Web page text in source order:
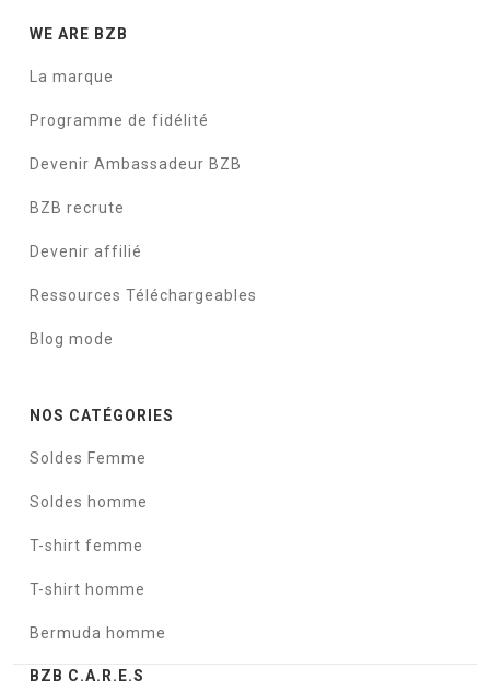
WE ARE BZB
La marque
Programme de fidélité
Devenir Ambassadeur BZB
BZB recrute
Devenir affilié
Ressources Téléchargeables
Blog mode
NOS CATÉGORIES
Soldes Femme
Soldes homme
T-shirt femme
T-shirt homme
Bermuda homme
BZB C.A.R.E.S